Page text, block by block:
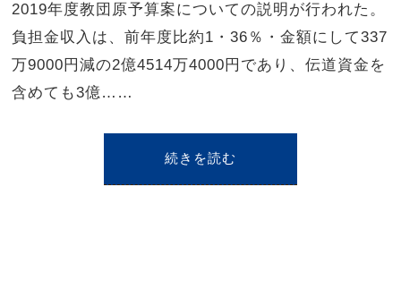
2019年度教団原予算案についての説明が行われた。
負担金収入は、前年度比約1・36％・金額にして337
万9000円減の2億4514万4000円であり、伝道資金を
含めても3億……
続きを読む